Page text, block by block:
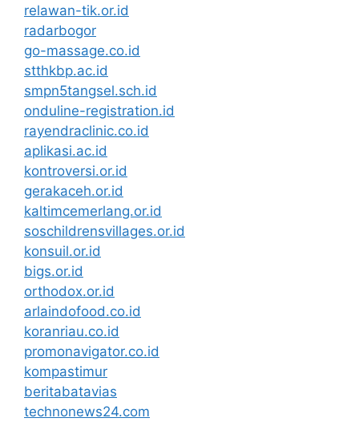
relawan-tik.or.id
radarbogor
go-massage.co.id
stthkbp.ac.id
smpn5tangsel.sch.id
onduline-registration.id
rayendraclinic.co.id
aplikasi.ac.id
kontroversi.or.id
gerakaceh.or.id
kaltimcemerlang.or.id
soschildrensvillages.or.id
konsuil.or.id
bigs.or.id
orthodox.or.id
arlaindofood.co.id
koranriau.co.id
promonavigator.co.id
kompastimur
beritabatavias
technonews24.com